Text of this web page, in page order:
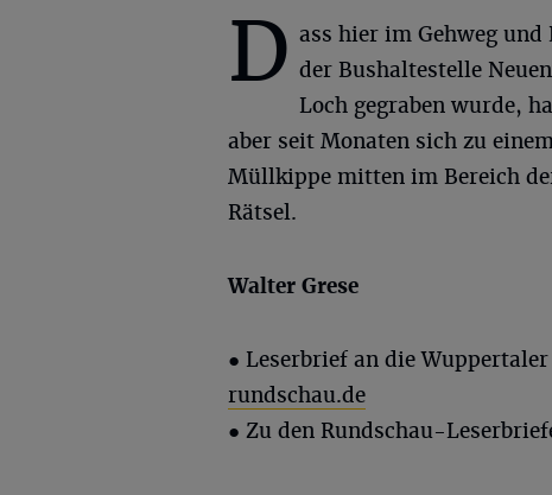
D ass hier im Gehweg und
der Bushaltestelle
Loch gegraben wurde,
aber seit Monaten sich zu
Müllkippe mitten im Bereich
Rätsel.
Walter Grese
● Leserbrief an die
rundschau.de
● Zu den Rundschau-